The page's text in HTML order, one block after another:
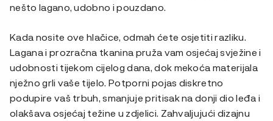
nešto lagano, udobno i pouzdano.
Kada nosite ove hlačice, odmah ćete osjetiti razliku.
Lagana i prozračna tkanina pruža vam osjećaj svježine i
udobnosti tijekom cijelog dana, dok mekoća materijala
nježno grli vaše tijelo. Potporni pojas diskretno
podupire vaš trbuh, smanjuje pritisak na donji dio leđa i
olakšava osjećaj težine u zdjelici. Zahvaljujući dizajnu